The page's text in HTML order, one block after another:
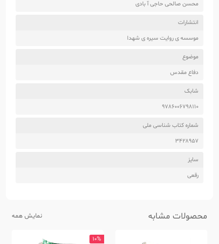
محسن صالحی حاجی آ بادی
انتشارات
موسسه ی روایت سیره ی شهدا
موضوع
دفاع مقدس
شابک
9786006798110
شماره کتاب شناسی ملی
3428957
سایز
رقعی
محصولات مشابه نمایش همه
10%